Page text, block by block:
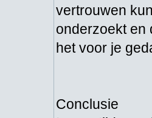
vertrouwen
onderzoekt en
het voor je
Conclusie